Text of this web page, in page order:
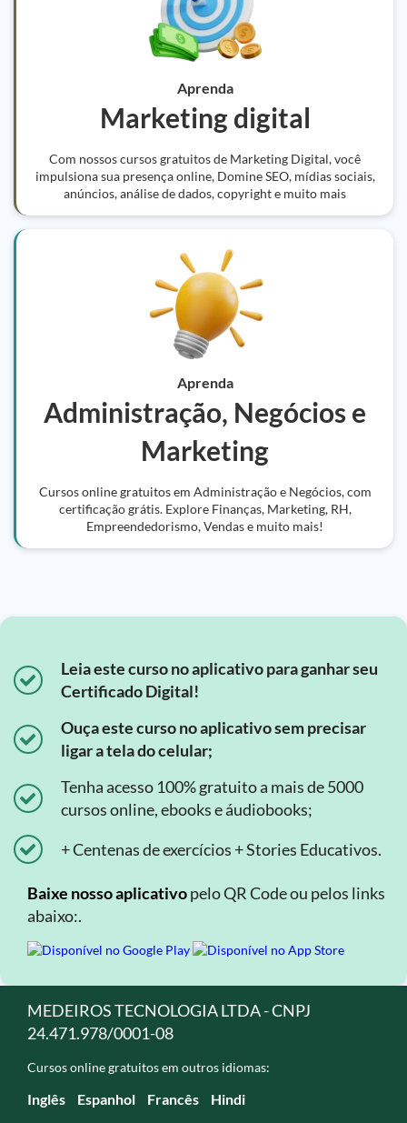
Aprenda
Marketing digital
Com nossos cursos gratuitos de Marketing Digital, você
impulsiona sua presença online, Domine SEO, mídias sociais,
anúncios, análise de dados, copyright e muito mais
Aprenda
Administração, Negócios e
Marketing
Cursos online gratuitos em Administração e Negócios, com
certificação grátis. Explore Finanças, Marketing, RH,
Empreendedorismo, Vendas e muito mais!
Leia este curso no aplicativo para ganhar seu
Certificado Digital!
Ouça este curso no aplicativo sem precisar
ligar a tela do celular;
Tenha acesso 100% gratuito a mais de 5000
cursos online, ebooks e áudiobooks;
+ Centenas de exercícios + Stories Educativos.
Baixe nosso aplicativopelo QR Code ou pelos links
abaixo:.
MEDEIROS TECNOLOGIA LTDA - CNPJ
24.471.978/0001-08
Cursos online gratuitos em outros idiomas:
Inglês Espanhol Francês Hindi